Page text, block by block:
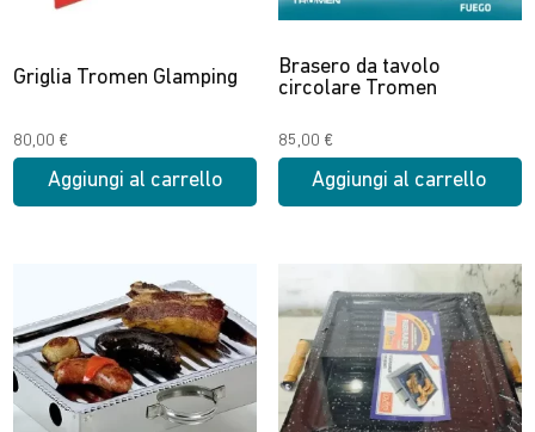
scelte
pagina
prodotto
Griglia Tromen Glamping
80,00 €
Aggiungi al carrello
Brasero da tavolo
circolare Tromen
85,00 €
Aggiungi al carrello